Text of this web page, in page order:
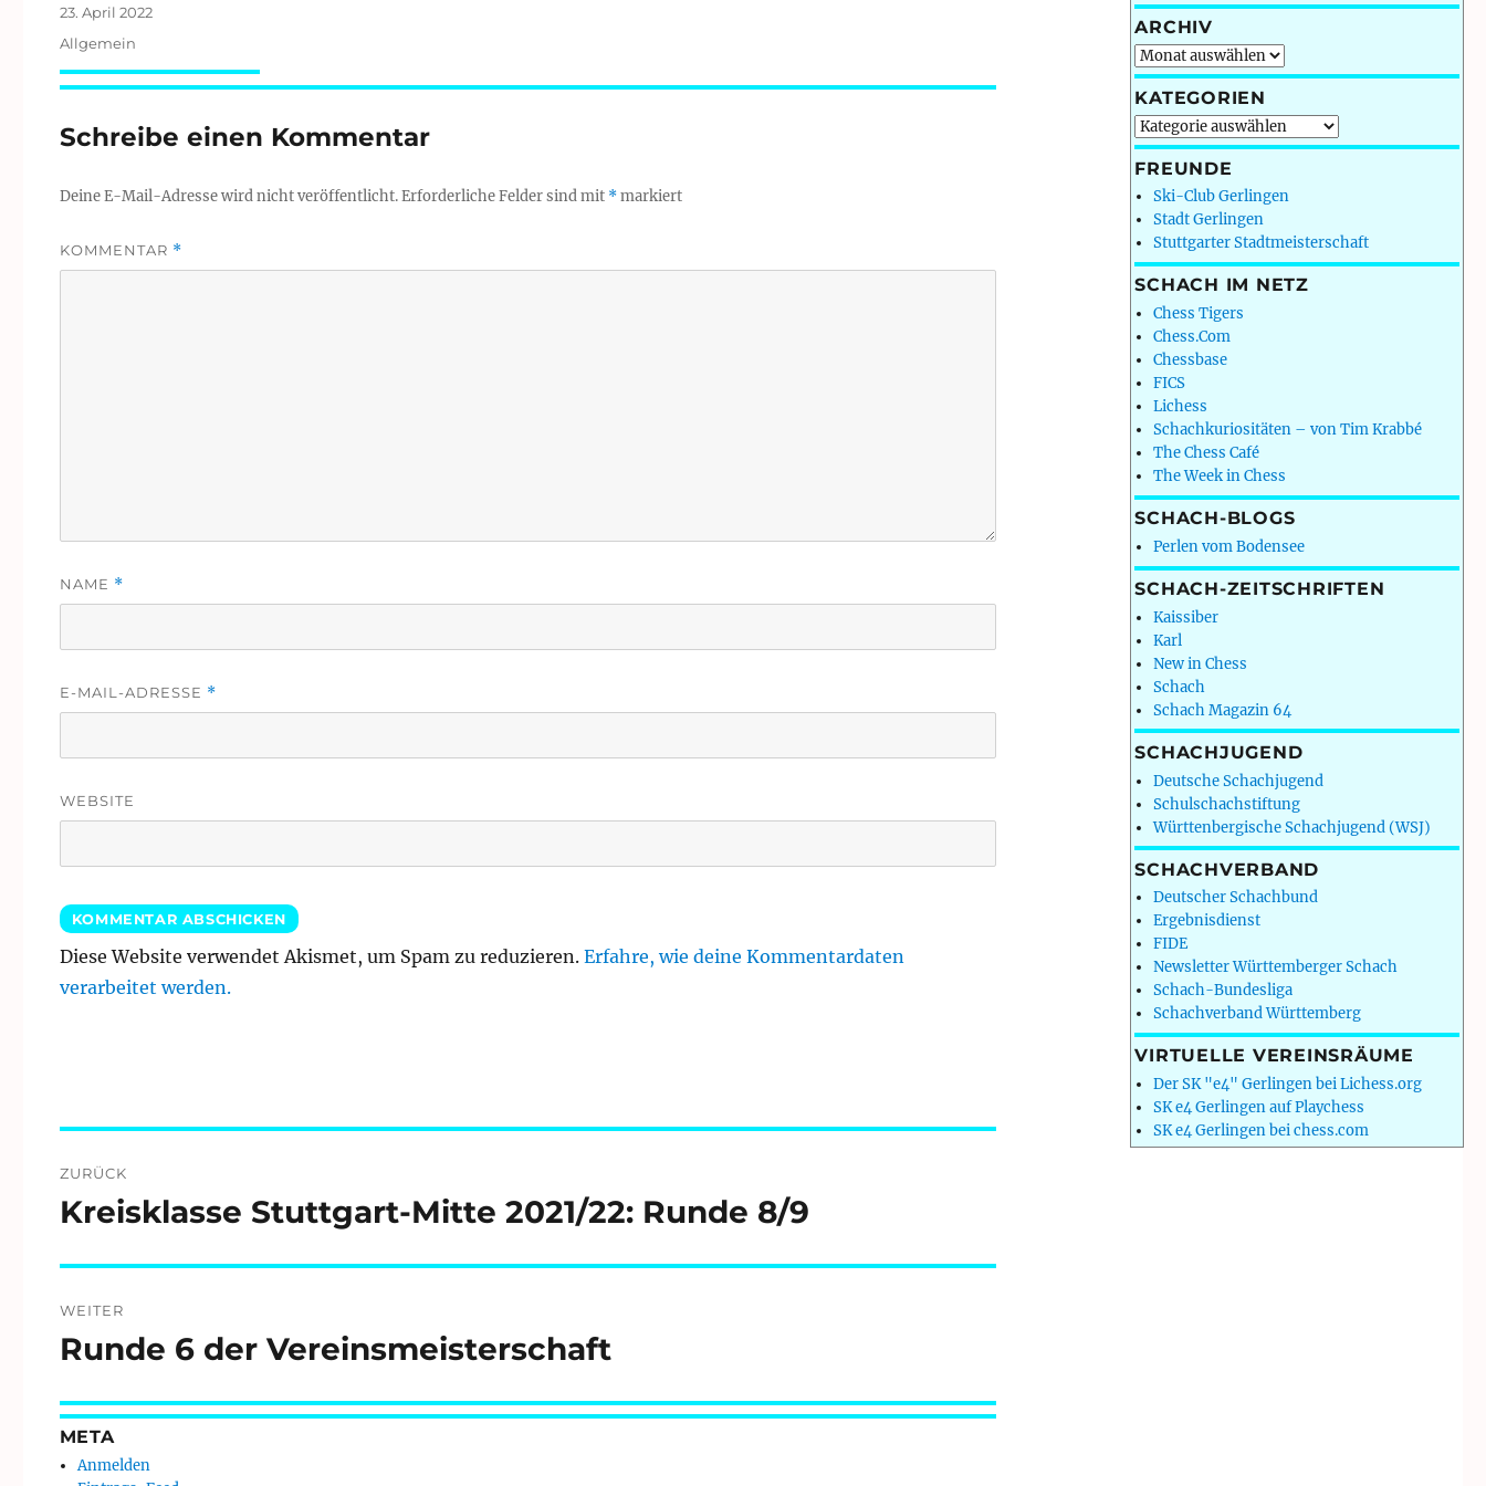
Veröffentlicht
am
23. April 2022
Kategorien
Allgemein
Schreibe einen Kommentar
Deine E-Mail-Adresse wird nicht veröffentlicht. Erforderliche Felder sind mit *markiert
KOMMENTAR *
NAME *
E-MAIL-ADRESSE *
WEBSITE
Diese Website verwendet Akismet, um Spam zu reduzieren. Erfahre, wie deine Kommentardaten
verarbeitet werden.
ZURÜCK
Vorheriger
Kreisklasse Stuttgart-Mitte 2021/22: Runde 8/9
WEITER
Nächster
Runde 6 der Vereinsmeisterschaft
META
Anmelden
ARCHIV
Archiv
KATEGORIEN
Kategorien
FREUNDE
Ski-Club Gerlingen
Stadt Gerlingen
Stuttgarter Stadtmeisterschaft
SCHACH IM NETZ
Chess Tigers
Chess.Com
Chessbase
FICS
Lichess
Schachkuriositäten – von Tim Krabbé
The Chess Café
The Week in Chess
SCHACH-BLOGS
Perlen vom Bodensee
SCHACH-ZEITSCHRIFTEN
Kaissiber
Karl
New in Chess
Schach
Schach Magazin 64
SCHACHJUGEND
Deutsche Schachjugend
Schulschachstiftung
Württenbergische Schachjugend (WSJ)
SCHACHVERBAND
Deutscher Schachbund
Ergebnisdienst
FIDE
Newsletter Württemberger Schach
Schach-Bundesliga
Schachverband Württemberg
VIRTUELLE VEREINSRÄUME
Der SK "e4" Gerlingen bei Lichess.org
SK e4 Gerlingen auf Playchess
SK e4 Gerlingen bei chess.com